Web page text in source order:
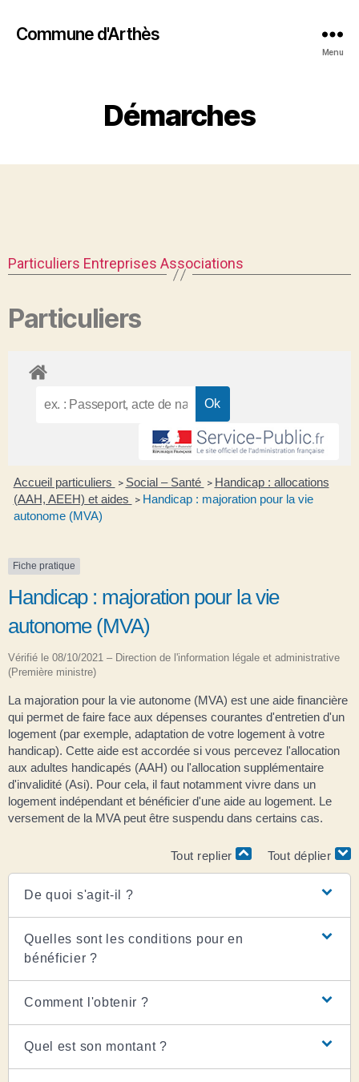
Commune d'Arthès
Menu
Démarches
Particuliers Entreprises Associations
Particuliers
Accueil particuliers > Social – Santé > Handicap : allocations
(AAH, AEEH) et aides > Handicap : majoration pour la vie
autonome (MVA)
Fiche pratique
Handicap : majoration pour la vie
autonome (MVA)
Vérifié le 08/10/2021 – Direction de l'information légale et administrative
(Première ministre)
La majoration pour la vie autonome (MVA) est une aide financière
qui permet de faire face aux dépenses courantes d'entretien d'un
logement (par exemple, adaptation de votre logement à votre
handicap). Cette aide est accordée si vous percevez l'allocation
aux adultes handicapés (AAH) ou l'allocation supplémentaire
d'invalidité (Asi). Pour cela, il faut notamment vivre dans un
logement indépendant et bénéficier d'une aide au logement. Le
versement de la MVA peut être suspendu dans certains cas.
Tout replier Tout déplier
De quoi s'agit-il ?
Quelles sont les conditions pour en
bénéficier ?
Comment l'obtenir ?
Quel est son montant ?